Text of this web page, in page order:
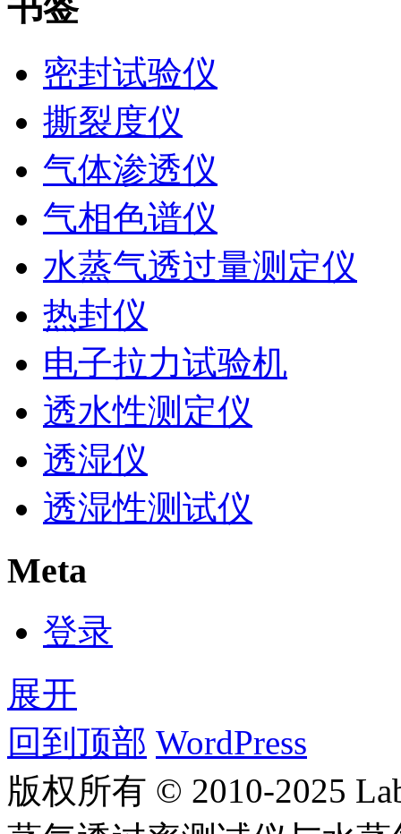
密封试验仪
撕裂度仪
气体渗透仪
气相色谱仪
水蒸气透过量测定仪
热封仪
电子拉力试验机
透水性测定仪
透湿仪
透湿性测试仪
Meta
登录
展开
回到顶部 WordPress
版权所有 © 2010-2025